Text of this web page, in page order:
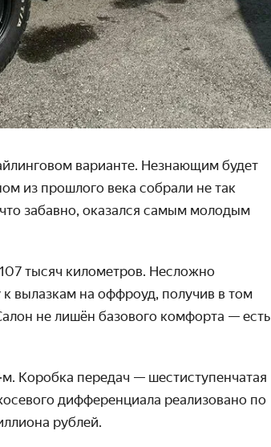
варианте. Незнающим будет
из прошлого века собрали не так
забавно, оказался самым молодым
тысяч километров. Несложно
вылазкам на оффроуд, получив в том
не лишён базового комфорта — есть
Коробка передач — шестиступенчатая
дифференциала реализовано по
рублей.